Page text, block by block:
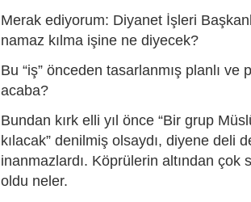
Merak ediyorum: Diyanet İşleri
namaz kılma işine ne diyecek?
Bu “iş” önceden tasarlanmış planlı ve
acaba?
Bundan kırk elli yıl önce “Bir grup
kılacak” denilmiş olsaydı, diyene deli
inanmazlardı. Köprülerin altından çok
oldu neler.